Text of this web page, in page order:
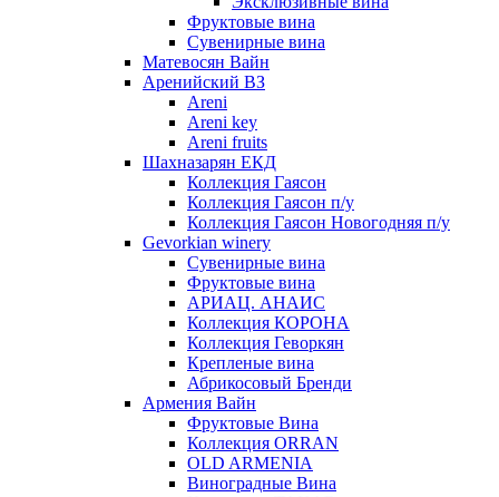
Фруктовые вина
Cувенирные вина
Матевосян Вайн
Аренийский ВЗ
Areni
Areni key
Areni fruits
Шахназарян ЕКД
Коллекция Гаясон
Коллекция Гаясон п/у
Коллекция Гаясон Новогодняя п/у
Gevorkian winery
Сувенирные вина
Фруктовые вина
АРИАЦ. АНАИС
Коллекция КОРОНА
Коллекция Геворкян
Крепленые вина
Абрикосовый Бренди
Армения Вайн
Фруктовые Вина
Коллекция ORRAN
OLD ARMENIA
Виноградные Вина